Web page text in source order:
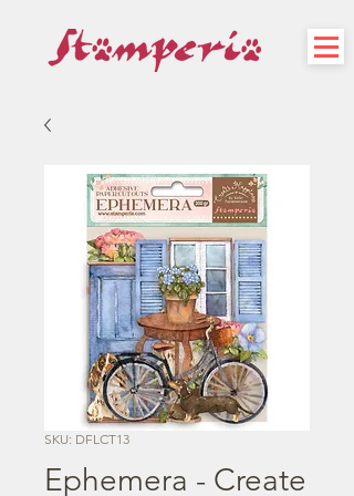
SKU: DFLCT13
Ephemera - Create